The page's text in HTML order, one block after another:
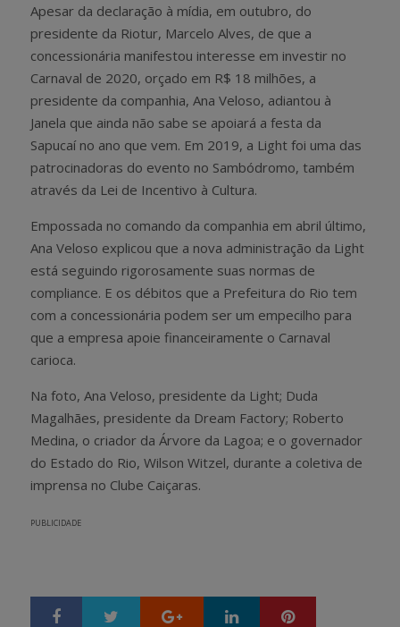
Apesar da declaração à mídia, em outubro, do
presidente da Riotur, Marcelo Alves, de que a
concessionária manifestou interesse em investir no
Carnaval de 2020, orçado em R$ 18 milhões, a
presidente da companhia, Ana Veloso, adiantou à
Janela que ainda não sabe se apoiará a festa da
Sapucaí no ano que vem. Em 2019, a Light foi uma das
patrocinadoras do evento no Sambódromo, também
através da Lei de Incentivo à Cultura.
Empossada no comando da companhia em abril último,
Ana Veloso explicou que a nova administração da Light
está seguindo rigorosamente suas normas de
compliance. E os débitos que a Prefeitura do Rio tem
com a concessionária podem ser um empecilho para
que a empresa apoie financeiramente o Carnaval
carioca.
Na foto, Ana Veloso, presidente da Light; Duda
Magalhães, presidente da Dream Factory; Roberto
Medina, o criador da Árvore da Lagoa; e o governador
do Estado do Rio, Wilson Witzel, durante a coletiva de
imprensa no Clube Caiçaras.
PUBLICIDADE
Google+ LinkedIn